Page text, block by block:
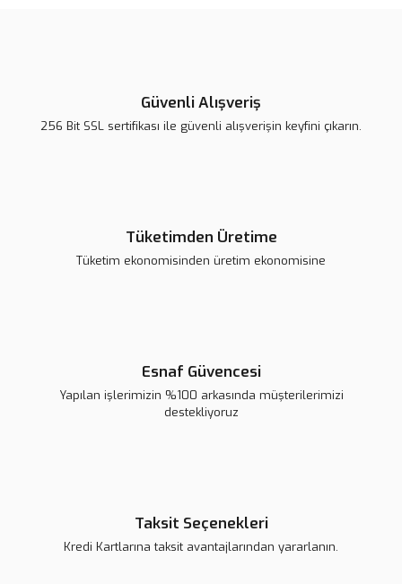
Sepete Ekle
Güvenli Alışveriş
256 Bit SSL sertifikası ile güvenli alışverişin keyfini çıkarın.
Tüketimden Üretime
Tüketim ekonomisinden üretim ekonomisine
Esnaf Güvencesi
Yapılan işlerimizin %100 arkasında müşterilerimizi
destekliyoruz
Taksit Seçenekleri
Kredi Kartlarına taksit avantajlarından yararlanın.